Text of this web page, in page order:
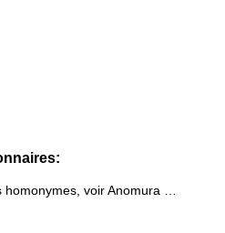
voir Anomura …